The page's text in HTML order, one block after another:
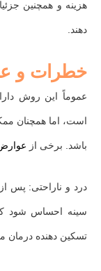
هزینه و همچنین
دهند.
خطرات و
عموماً این روش
است، اما همچنان
باشد. برخی از
درد و ناراحتی: پس
سینه احساس شود
تسکین دهنده درمان